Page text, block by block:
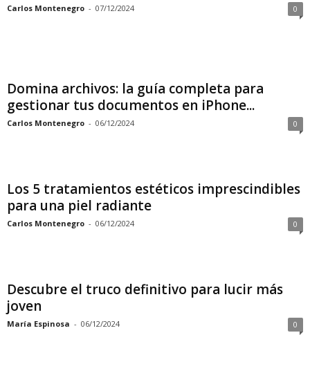
Carlos Montenegro - 07/12/2024 0
Domina archivos: la guía completa para
gestionar tus documentos en iPhone...
Carlos Montenegro - 06/12/2024 0
Los 5 tratamientos estéticos imprescindibles
para una piel radiante
Carlos Montenegro - 06/12/2024 0
Descubre el truco definitivo para lucir más
joven
María Espinosa - 06/12/2024 0